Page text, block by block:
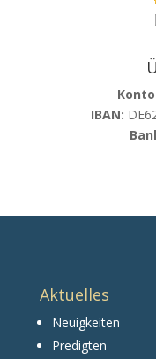
IBAN:
Aktuelles
Neuigkeiten
Predigten